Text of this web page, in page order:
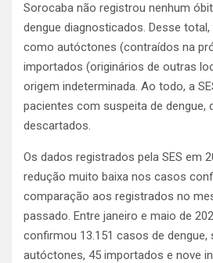
Sorocaba não registrou nenhum
dengue diagnosticados. Desse
como autóctones (contraídos na
importados (originários de outras
origem indeterminada. Ao todo, a
pacientes com suspeita de dengue,
descartados.
Os dados registrados pela SES em
redução muito baixa nos casos
comparação aos registrados no
passado. Entre janeiro e maio de
confirmou 13.151 casos de dengue,
autóctones, 45 importados e nove